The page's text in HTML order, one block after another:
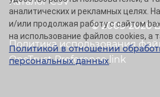
© 2005-2026
Политика использования
OneTrust Preference link
аналитических и рекламных целях.
и/или продолжая работу с сайтом
на использование файлов cookies, а
Политикой в отношении
персональных данных.